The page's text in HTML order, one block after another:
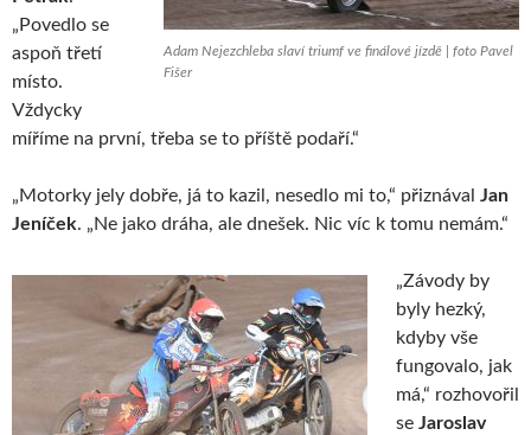
Adam Nejezchleba slaví triumf ve finálové jízdě | foto Pavel
Fišer
„Povedlo se
aspoň třetí
místo.
Vždycky
míříme na první, třeba se to příště podaří.“
„Motorky jely dobře, já to kazil, nesedlo mi to,“ přiznával Jan
Jeníček. „Ne jako dráha, ale dnešek. Nic víc k tomu nemám.“
„Závody by
byly hezký,
kdyby vše
fungovalo, jak
má,“ rozhovořil
se Jaroslav